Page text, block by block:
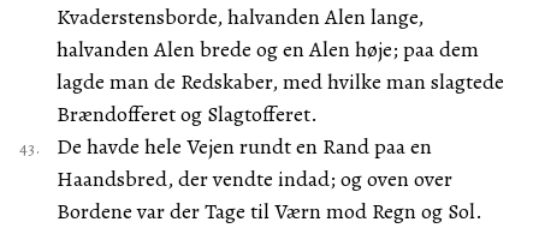
Kvaderstensborde, halvanden Alen lange,
halvanden Alen brede og en Alen høje; paa dem
lagde man de Redskaber, med hvilke man slagtede
Brændofferet og Slagtofferet.
De havde hele Vejen rundt en Rand paa en
Haandsbred, der vendte indad; og oven over
Bordene var der Tage til Værn mod Regn og Sol.